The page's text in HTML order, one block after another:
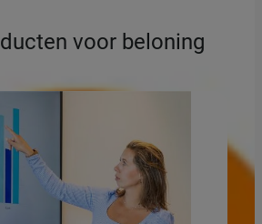
voor beloning